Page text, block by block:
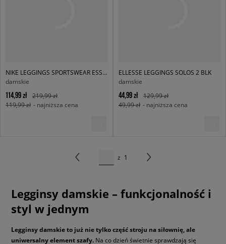
NIKE LEGGINGS SPORTSWEAR ESSENTIAL
damskie
114,99 zł
219,99 zł
119,99 zł - najniższa cena
ELLESSE LEGGINGS SOLOS 2 BLK
damskie
44,99 zł
129,99 zł
49,99 zł - najniższa cena
z 1
Legginsy damskie – funkcjonalność i
styl w jednym
Legginsy damskie to już nie tylko część stroju na siłownię, ale
uniwersalny element szafy. Na co dzień świetnie sprawdzają się